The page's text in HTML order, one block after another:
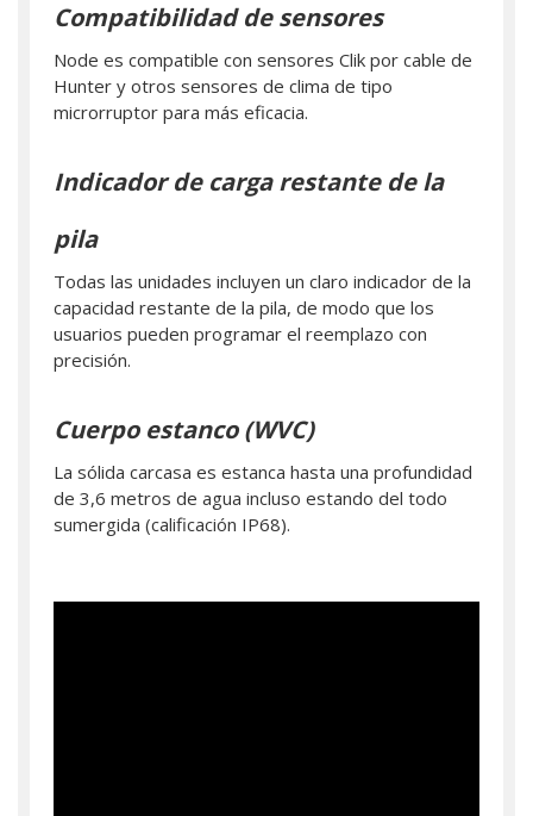
Compatibilidad de sensores
Node es compatible con sensores Clik por cable de
Hunter y otros sensores de clima de tipo
microrruptor para más eficacia.
Indicador de carga restante de la
pila
Todas las unidades incluyen un claro indicador de la
capacidad restante de la pila, de modo que los
usuarios pueden programar el reemplazo con
precisión.
Cuerpo estanco (WVC)
La sólida carcasa es estanca hasta una profundidad
de 3,6 metros de agua incluso estando del todo
sumergida (calificación IP68).